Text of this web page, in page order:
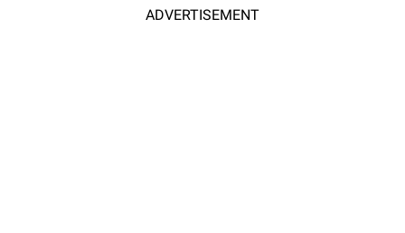
ADVERTISEMENT